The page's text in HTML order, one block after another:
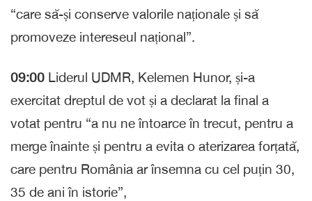
“care să-și conserve valorile naționale și să
promoveze intereseul național”.
09:00 Liderul UDMR, Kelemen Hunor, și-a
exercitat dreptul de vot și a declarat la final a
votat pentru “a nu ne întoarce în trecut, pentru a
merge înainte și pentru a evita o aterizarea forțată,
care pentru România ar însemna cu cel puțin 30,
35 de ani în istorie”,